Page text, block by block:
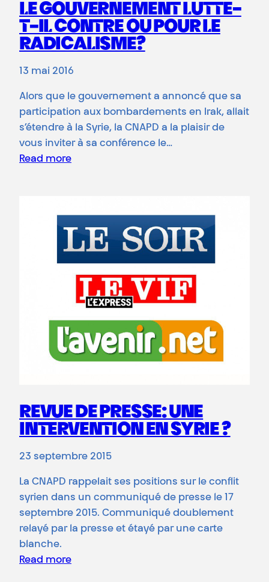
LE GOUVERNEMENT LUTTE-
T-IL CONTRE OU POUR LE
RADICALISME?
13 mai 2016
Alors que le gouvernement a annoncé que sa
participation aux bombardements en Irak, allait
s’étendre à la Syrie, la CNAPD a la plaisir de
vous inviter à sa conférence le…
Read more
REVUE DE PRESSE: UNE
INTERVENTION EN SYRIE ?
23 septembre 2015
La CNAPD rappelait ses positions sur le conflit
syrien dans un communiqué de presse le 17
septembre 2015. Communiqué doublement
relayé par la presse et étayé par une carte
blanche.
Read more